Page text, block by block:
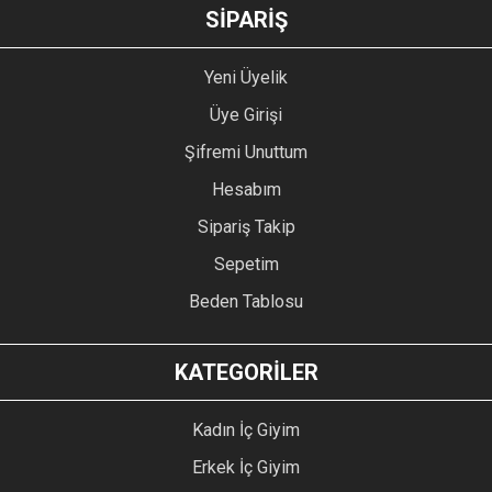
GÖNDER
SİPARİŞ
Yeni Üyelik
Üye Girişi
Şifremi Unuttum
Hesabım
Sipariş Takip
Sepetim
Beden Tablosu
KATEGORİLER
Kadın İç Giyim
Erkek İç Giyim